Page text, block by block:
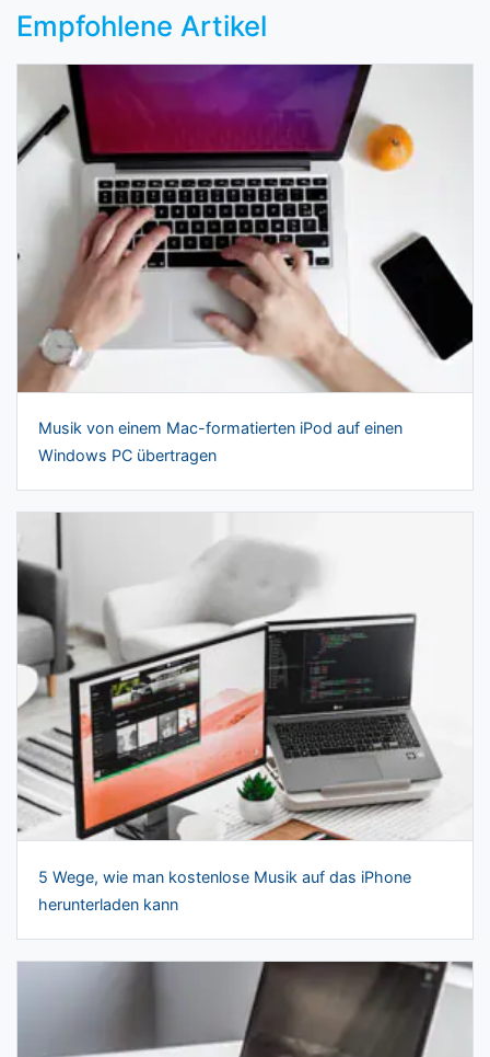
Empfohlene Artikel
Musik von einem Mac-formatierten iPod auf einen
Windows PC übertragen
5 Wege, wie man kostenlose Musik auf das iPhone
herunterladen kann